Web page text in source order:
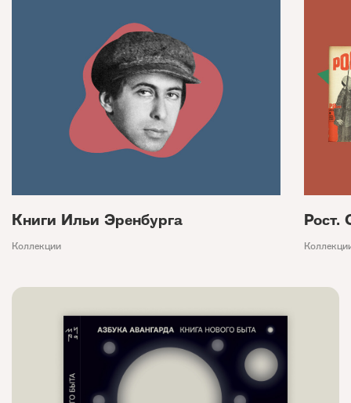
Книги Ильи Эренбурга
Коллекции
Рост.